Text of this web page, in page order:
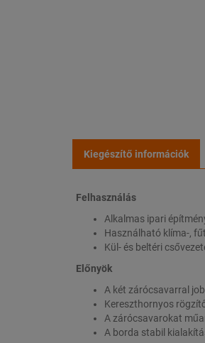
Kiegészítő információk
Felhasználás
Alkalmas ipari
Használható klíma-,
Kül- és beltéri
Előnyök
A két zárócsavarral
Kereszthornyos
A zárócsavarokat
A borda stabil